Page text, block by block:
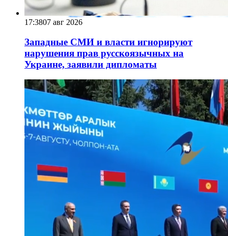
17:3807 авг 2026
Западные СМИ и власти игнорируют
нарушения прав русскоязычных на
Украине, заявили дипломаты